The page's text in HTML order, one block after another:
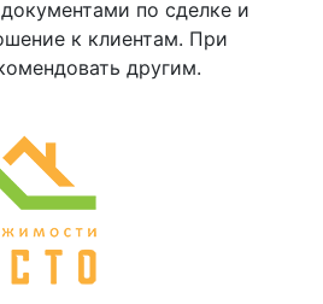
по сделке и
к клиентам. При
другим.